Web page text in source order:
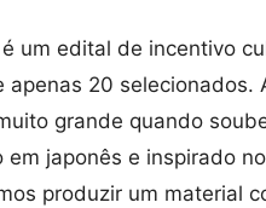
é um edital de incentivo
apenas 20 selecionados.
grande quando
em japonês e inspirado
produzir um material